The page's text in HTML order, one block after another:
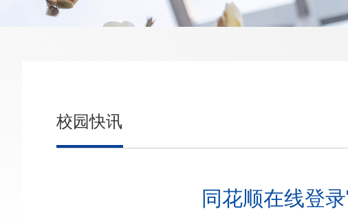
校园快讯
同花顺在线登